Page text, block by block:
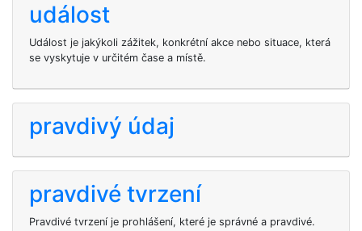
událost
Událost je jakýkoli zážitek, konkrétní akce nebo situace, která
se vyskytuje v určitém čase a místě.
pravdivý údaj
pravdivé tvrzení
Pravdivé tvrzení je prohlášení, které je správné a pravdivé.